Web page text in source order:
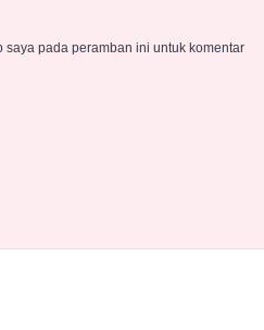
pada peramban ini untuk komentar